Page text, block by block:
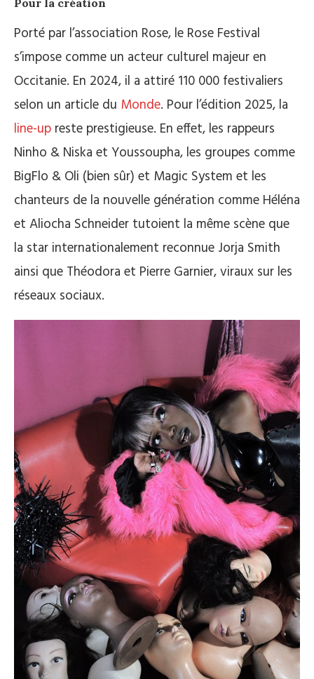
Pour la création
Porté par l’association Rose, le Rose Festival
s’impose comme un acteur culturel majeur en
Occitanie. En 2024, il a attiré 110 000 festivaliers
selon un article du Monde. Pour l’édition 2025, la
line-up reste prestigieuse. En effet, les rappeurs
Ninho & Niska et Youssoupha, les groupes comme
BigFlo & Oli (bien sûr) et Magic System et les
chanteurs de la nouvelle génération comme Héléna
et Aliocha Schneider tutoient la même scène que
la star internationalement reconnue Jorja Smith
ainsi que Théodora et Pierre Garnier, viraux sur les
réseaux sociaux.